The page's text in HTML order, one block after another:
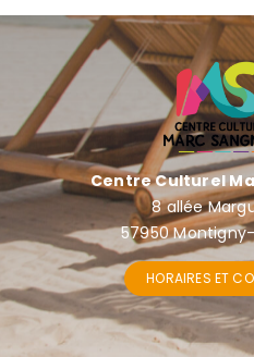
Centre Culturel
8 allée
57950
HORAIRES ET